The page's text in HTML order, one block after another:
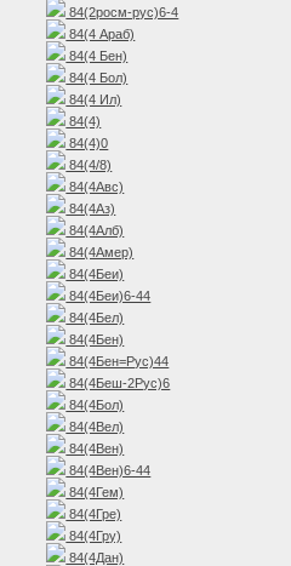
84(2росм-рус)6-4
84(4 Араб)
84(4 Бен)
84(4 Бол)
84(4 Ил)
84(4)
84(4)0
84(4/8)
84(4Авс)
84(4Аз)
84(4Алб)
84(4Амер)
84(4Беи)
84(4Беи)6-44
84(4Бел)
84(4Бен)
84(4Бен=Рус)44
84(4Беш-2Рус)6
84(4Бол)
84(4Вел)
84(4Вен)
84(4Вен)6-44
84(4Гем)
84(4Гре)
84(4Гру)
84(4Дан)